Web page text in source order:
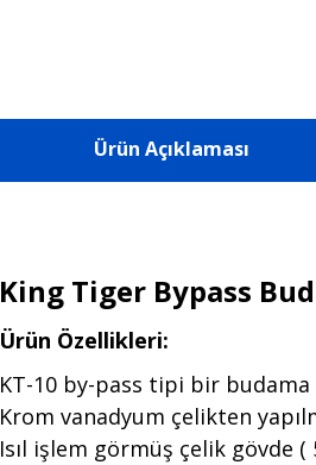
Ürün Açıklaması
King Tiger Bypass
Ürün Özellikleri:
KT-10 by-pass tipi bir budama
Krom vanadyum çelikten
Isıl işlem görmüş çelik gövde (